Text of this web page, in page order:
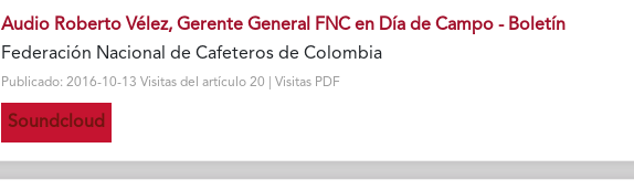
Audio Roberto Vélez, Gerente General FNC en Día de Campo - Boletín
Federación Nacional de Cafeteros de Colombia
Publicado: 2016-10-13 Visitas del artículo 20 | Visitas PDF
Soundcloud